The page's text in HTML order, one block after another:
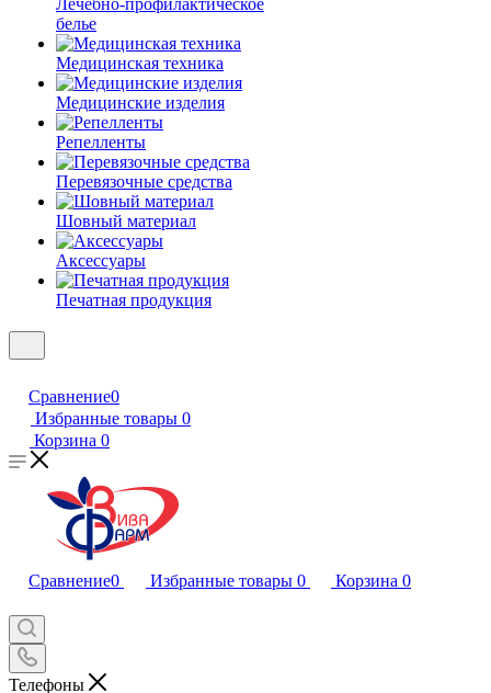
Лечебно-профилактическое
белье
Медицинская техника
Медицинские изделия
Репелленты
Перевязочные средства
Шовный материал
Аксессуары
Печатная продукция
Сравнение0
Избранные товары 0
Корзина 0
Сравнение0 Избранные товары 0 Корзина 0
Телефоны